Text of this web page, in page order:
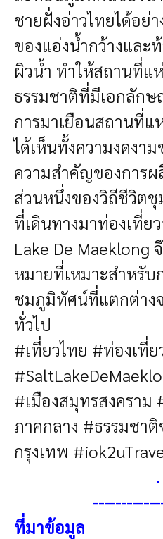
ชายฝั่งอ่าวไทยได้อย่
ของแอ่งน้ำกว้างแล
ผิวน้ำ ทำให้สถานที่แ
ธรรมชาติที่มีเอกลัก
การมาเยือนสถานที่แ
ได้เห็นทั้งความงดงา
ความสำคัญของการผ
ส่วนหนึ่งของวิถีชีวิต
ที่เดินทางมาท่องเที่ย
Lake De Maeklong
หมายที่เหมาะสำหรั
ชมภูมิทัศน์ที่แตกต่าง
ทั่วไป
#เที่ยวไทย #ท่องเที่ย
#เมืองสมุทรสงคราม
ภาคกลาง #ธรรมชา
กรุงเทพ
.
ที่มาข้อมูล